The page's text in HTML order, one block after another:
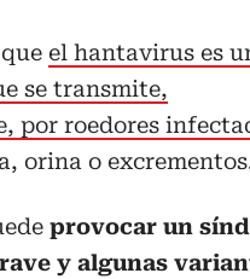
el hantavirus es
se transmite,
por roedores
orina o
provocar un
y algunas